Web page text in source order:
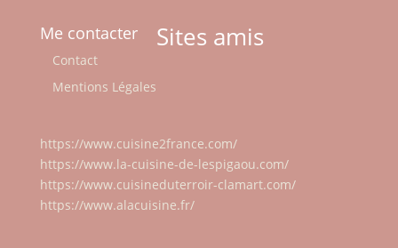
Me contacter
Contact
Mentions Légales
Sites amis
https://www.cuisine2france.com/
https://www.la-cuisine-de-lespigaou.com/
https://www.cuisineduterroir-clamart.com/
https://www.alacuisine.fr/